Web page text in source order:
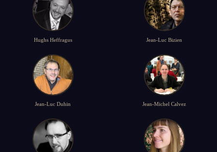
Hughs Heffragus Jean-Luc Bizien
Jean-Luc Duhin Jean-Michel Calvez